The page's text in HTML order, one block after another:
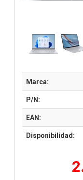
Marca:
P/N:
EAN:
Disponibilidad: